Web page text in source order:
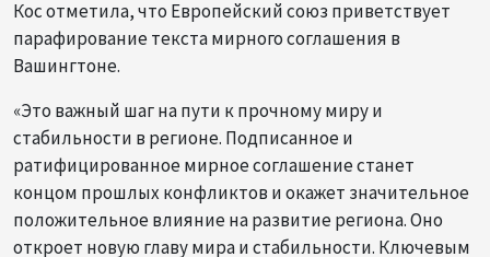
Кос отметила, что Европейский союз приветствует
парафирование текста мирного соглашения в
Вашингтоне.
«Это важный шаг на пути к прочному миру и
стабильности в регионе. Подписанное и
ратифицированное мирное соглашение станет
концом прошлых конфликтов и окажет значительное
положительное влияние на развитие региона. Оно
откроет новую главу мира и стабильности. Ключевым